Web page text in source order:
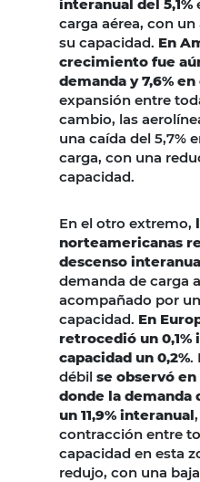
interanual del 5,1%
carga aérea, con
su capacidad. En
crecimiento fue
demanda y 7,6%
expansión entre
cambio, las
una caída del 5,7%
carga, con una
capacidad.
En el otro extremo,
norteamericanas
descenso
demanda de carga
acompañado por
capacidad. En
retrocedió un 0,1%
capacidad un 0,2%.
débil se observó
donde la demanda
un 11,9% interanual
contracción entre
capacidad en esta
redujo, con una